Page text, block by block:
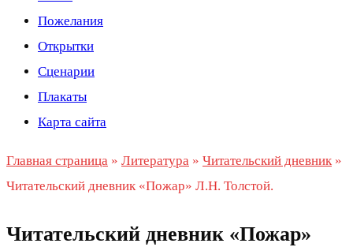
Пожелания
Открытки
Сценарии
Плакаты
Карта сайта
Главная страница » Литература » Читательский дневник »
Читательский дневник «Пожар» Л.Н. Толстой.
Читательский дневник «Пожар»